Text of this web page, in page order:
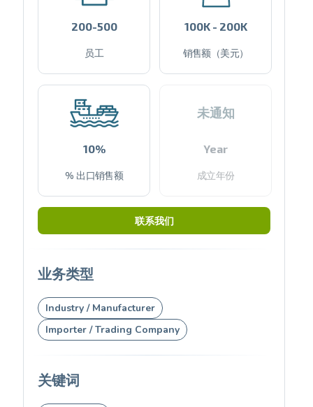
200-500
员工
100K - 200K
销售额（美元）
10%
% 出口销售额
未通知
Year
成立年份
联系我们
业务类型
Industry / Manufacturer
Importer / Trading Company
关键词